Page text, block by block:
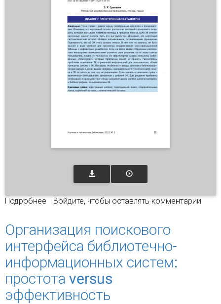
Подробнее о Диалог с электронным каталогом
Войдите, чтобы оставлять комментарии
Организация поискового
интерфейса библиотечно-
информационных систем:
простота versus
эффективность